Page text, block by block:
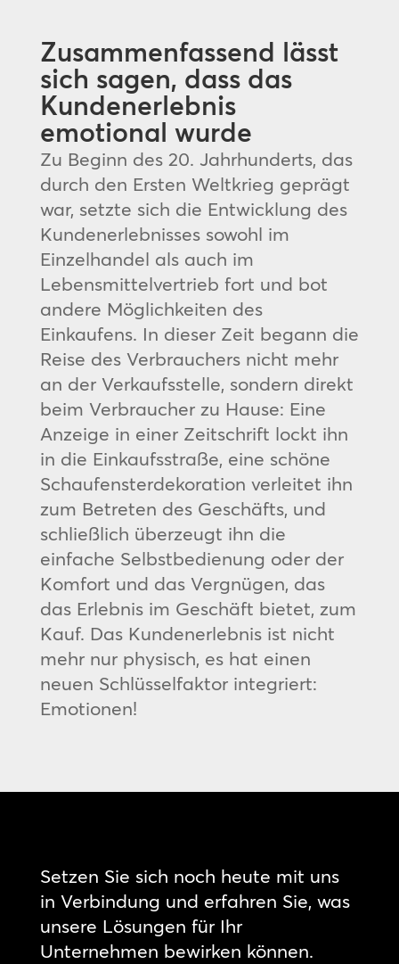
Zusammenfassend lässt
sich sagen, dass das
Kundenerlebnis
emotional wurde
Zu Beginn des 20. Jahrhunderts, das
durch den Ersten Weltkrieg geprägt
war, setzte sich die Entwicklung des
Kundenerlebnisses sowohl im
Einzelhandel als auch im
Lebensmittelvertrieb fort und bot
andere Möglichkeiten des
Einkaufens. In dieser Zeit begann die
Reise des Verbrauchers nicht mehr
an der Verkaufsstelle, sondern direkt
beim Verbraucher zu Hause: Eine
Anzeige in einer Zeitschrift lockt ihn
in die Einkaufsstraße, eine schöne
Schaufensterdekoration verleitet ihn
zum Betreten des Geschäfts, und
schließlich überzeugt ihn die
einfache Selbstbedienung oder der
Komfort und das Vergnügen, das
das Erlebnis im Geschäft bietet, zum
Kauf. Das Kundenerlebnis ist nicht
mehr nur physisch, es hat einen
neuen Schlüsselfaktor integriert:
Emotionen!
Setzen Sie sich noch heute mit uns
in Verbindung und erfahren Sie, was
unsere Lösungen für Ihr
Unternehmen bewirken können.